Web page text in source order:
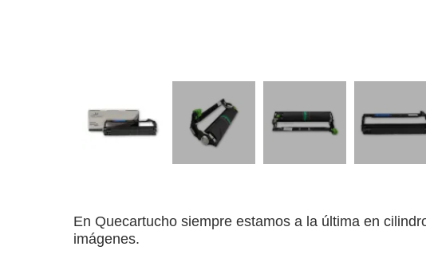
En Quecartucho siempre estamos a la última en
imágenes.